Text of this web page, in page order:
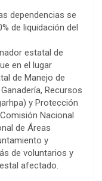
dependencias se
de liquidación del
estatal de
en el lugar
de Manejo de
Recursos
y Protección
Nacional
de Áreas
y
de voluntarios y
afectado.